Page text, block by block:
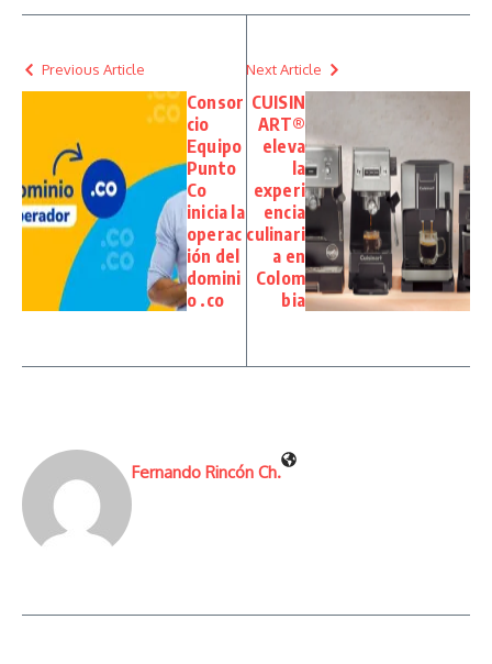
Previous Article
Consor
cio
Equipo
Punto
Co
inicia la
operac
ión del
domini
o .co
Next Article
CUISIN
ART®
eleva
la
experi
encia
culinari
a en
Colom
bia
Fernando Rincón Ch.